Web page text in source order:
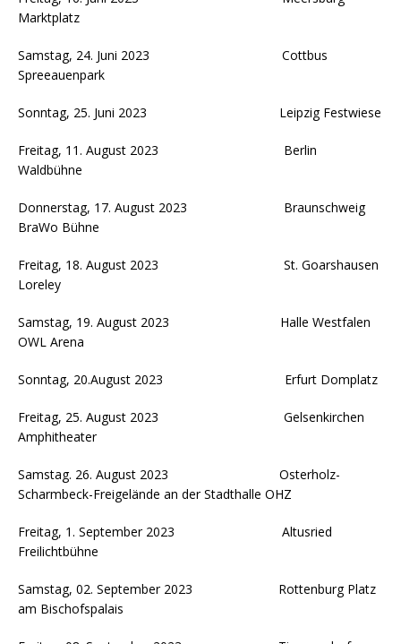
Marktplatz
Samstag, 24. Juni 2023 Cottbus
Spreeauenpark
Sonntag, 25. Juni 2023 Leipzig Festwiese
Freitag, 11. August 2023 Berlin
Waldbühne
Donnerstag, 17. August 2023 Braunschweig
BraWo Bühne
Freitag, 18. August 2023 St. Goarshausen
Loreley
Samstag, 19. August 2023 Halle Westfalen
OWL Arena
Sonntag, 20.August 2023 Erfurt Domplatz
Freitag, 25. August 2023 Gelsenkirchen
Amphitheater
Samstag. 26. August 2023 Osterholz-
Scharmbeck-Freigelände an der Stadthalle OHZ
Freitag, 1. September 2023 Altusried
Freilichtbühne
Samstag, 02. September 2023 Rottenburg Platz
am Bischofspalais